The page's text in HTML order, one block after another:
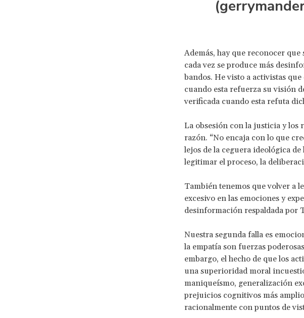
Además, hay que reconocer
cada vez se produce más
bandos. He visto a activistas
cuando esta refuerza su visión
verificada cuando esta refuta
La obsesión con la justicia y los
razón. “No encaja con lo que
lejos de la ceguera ideológica
legitimar el proceso, la
También tenemos que volver a
excesivo en las emociones y
desinformación respaldada por
Nuestra segunda falla es
la empatía son fuerzas
embargo, el hecho de que los
una superioridad moral
maniqueísmo, generalización
prejuicios cognitivos más
racionalmente con puntos de